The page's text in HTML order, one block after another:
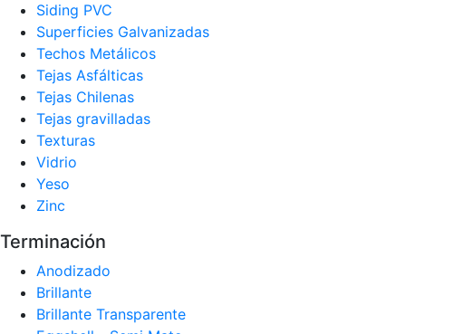
Siding PVC
Superficies Galvanizadas
Techos Metálicos
Tejas Asfálticas
Tejas Chilenas
Tejas gravilladas
Texturas
Vidrio
Yeso
Zinc
Terminación
Anodizado
Brillante
Brillante Transparente